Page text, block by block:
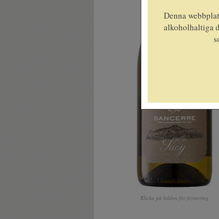
Klicka på bilden för förstoring
Denna
alkoholhaltiga